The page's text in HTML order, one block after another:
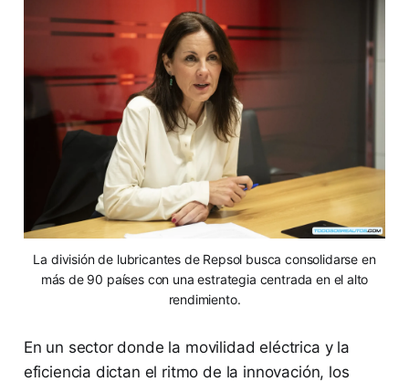
La división de lubricantes de Repsol busca consolidarse en
más de 90 países con una estrategia centrada en el alto
rendimiento.
En un sector donde la movilidad eléctrica y la
eficiencia dictan el ritmo de la innovación, los